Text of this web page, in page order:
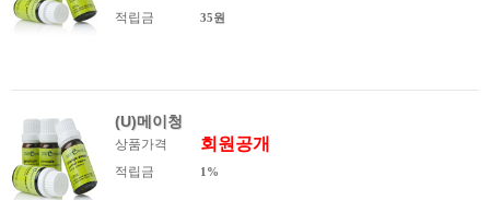
적립금 35원
(U)메이청
상품가격 회원공개
적립금 1%